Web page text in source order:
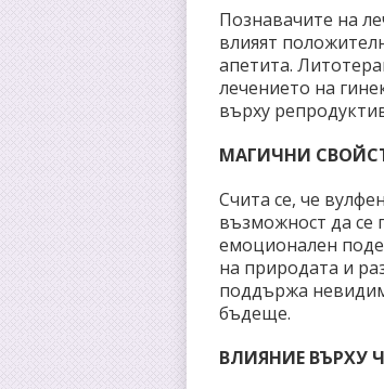
Познавачите на
влияят
апетита.
лечението на
върху
МАГИЧНИ
Счита се, че
възможност да се
емоционален
на природата и
поддържа
бъдеще.
ВЛИЯНИЕ ВЪРХУ